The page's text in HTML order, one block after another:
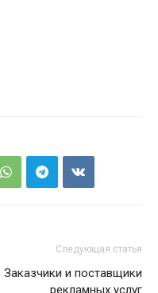
Следующая статья
Заказчики и поставщики
рекламных услуг